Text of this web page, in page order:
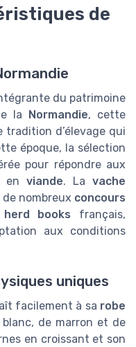
de
du patrimoine
la Normandie, cette
d’élevage qui
époque, la sélection
pour répondre aux
en viande. La vache
nombreux concours
herd books français,
aux conditions
uniques
facilement à sa robe
de marron et de
en croissant et son